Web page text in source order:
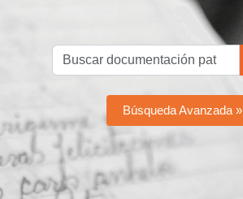
Búsqueda Avanzada »